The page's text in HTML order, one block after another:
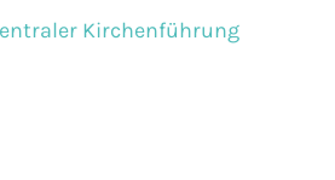
Kirchenführung